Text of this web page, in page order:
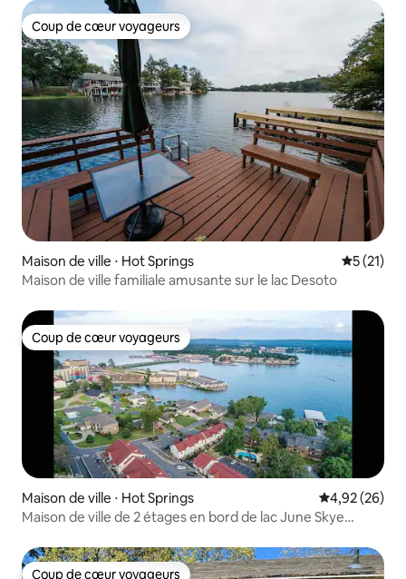
Coup de cœur voyageurs
Coup de cœur voyageurs
Maison de ville ⋅ Hot Springs
5 (21)
Maison de ville familiale amusante sur le lac Desoto
Coup de cœur voyageurs
Coup de cœur voyageurs
Maison de ville ⋅ Hot Springs Évaluation
4,92 (26)
Maison de ville de 2 étages en bord de lac June Skye
Coup de cœur voyageurs